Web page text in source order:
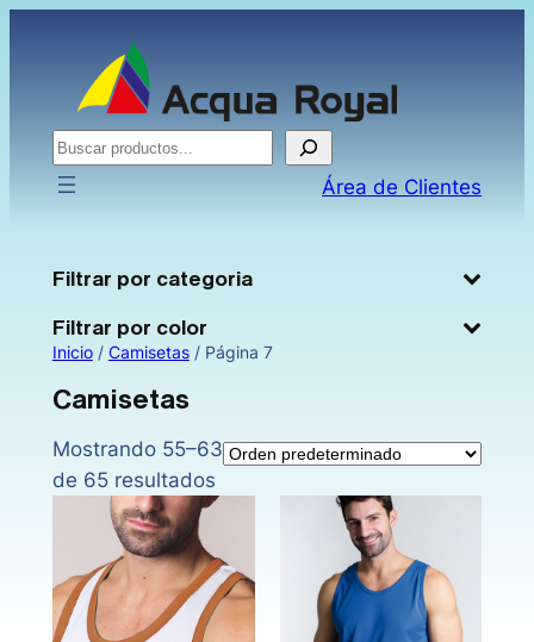
contenido
Buscar
Área de Clientes
Filtrar por categoria
Filtrar por color
Inicio/ Camisetas/ Página 7
Camisetas
Mostrando 55–63
de 65 resultados